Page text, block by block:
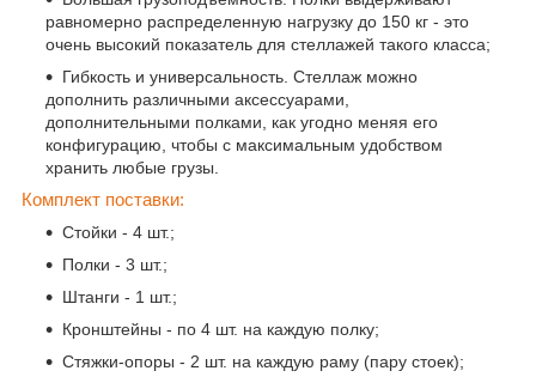
равномерно распределенную нагрузку до 150 кг - это
очень высокий показатель для стеллажей такого класса;
Гибкость и универсальность. Стеллаж можно
дополнить различными аксессуарами,
дополнительными полками, как угодно меняя его
конфигурацию, чтобы с максимальным удобством
хранить любые грузы.
Комплект поставки:
Стойки - 4 шт.;
Полки - 3 шт.;
Штанги - 1 шт.;
Кронштейны - по 4 шт. на каждую полку;
Стяжки-опоры - 2 шт. на каждую раму (пару стоек);